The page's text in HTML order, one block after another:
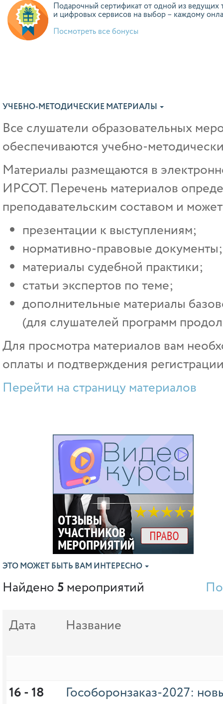
Подарочный сертификат от одной из ведущих
и цифровых сервисов на выбор – каждому
Посмотреть все бонусы
УЧЕБНО-МЕТОДИЧЕСКИЕ МАТЕРИАЛЫ
Все слушатели образовательных
обеспечиваются учебно-
Материалы размещаются в
ИРСОТ. Перечень материалов
преподавательским составом и
презентации к выступлениям;
нормативно-правовые документы;
материалы судебной практики;
статьи экспертов по теме;
дополнительные материалы
(для слушателей программ
Для просмотра материалов вам
оплаты и подтверждения
Перейти на страницу материалов
ЭТО МОЖЕТ БЫТЬ ВАМ ИНТЕРЕСНО
Найдено5 мероприятий
Дата
Название
16 - 18
Гособоронзаказ-2027: